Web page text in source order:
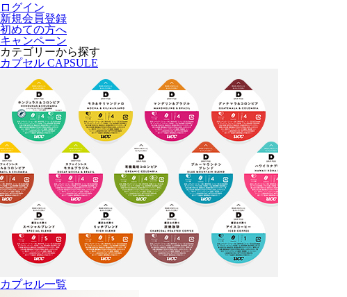
ログイン
新規会員登録
初めての方へ
キャンペーン
カテゴリーから探す
カプセル CAPSULE
カプセル一覧